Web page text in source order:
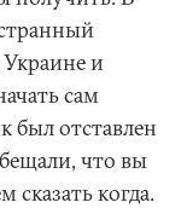
и
сам
был отставлен
что вы
когда.